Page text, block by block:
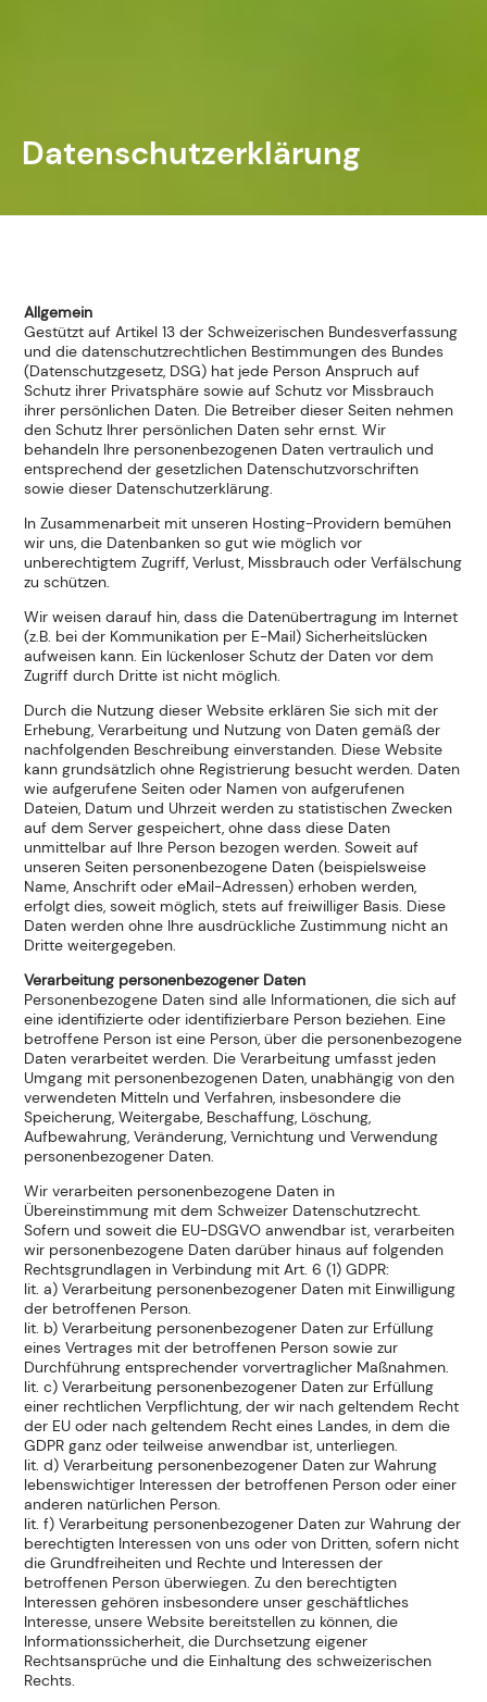
Datenschutzerklärung
Allgemein
Gestützt auf Artikel 13 der Schweizerischen Bundesverfassung
und die datenschutzrechtlichen Bestimmungen des Bundes
(Datenschutzgesetz, DSG) hat jede Person Anspruch auf
Schutz ihrer Privatsphäre sowie auf Schutz vor Missbrauch
ihrer persönlichen Daten. Die Betreiber dieser Seiten nehmen
den Schutz Ihrer persönlichen Daten sehr ernst. Wir
behandeln Ihre personenbezogenen Daten vertraulich und
entsprechend der gesetzlichen Datenschutzvorschriften
sowie dieser Datenschutzerklärung.
In Zusammenarbeit mit unseren Hosting-Providern bemühen
wir uns, die Datenbanken so gut wie möglich vor
unberechtigtem Zugriff, Verlust, Missbrauch oder Verfälschung
zu schützen.
Wir weisen darauf hin, dass die Datenübertragung im Internet
(z.B. bei der Kommunikation per E-Mail) Sicherheitslücken
aufweisen kann. Ein lückenloser Schutz der Daten vor dem
Zugriff durch Dritte ist nicht möglich.
Durch die Nutzung dieser Website erklären Sie sich mit der
Erhebung, Verarbeitung und Nutzung von Daten gemäß der
nachfolgenden Beschreibung einverstanden. Diese Website
kann grundsätzlich ohne Registrierung besucht werden. Daten
wie aufgerufene Seiten oder Namen von aufgerufenen
Dateien, Datum und Uhrzeit werden zu statistischen Zwecken
auf dem Server gespeichert, ohne dass diese Daten
unmittelbar auf Ihre Person bezogen werden. Soweit auf
unseren Seiten personenbezogene Daten (beispielsweise
Name, Anschrift oder eMail-Adressen) erhoben werden,
erfolgt dies, soweit möglich, stets auf freiwilliger Basis. Diese
Daten werden ohne Ihre ausdrückliche Zustimmung nicht an
Dritte weitergegeben.
Verarbeitung personenbezogener Daten
Personenbezogene Daten sind alle Informationen, die sich auf
eine identifizierte oder identifizierbare Person beziehen. Eine
betroffene Person ist eine Person, über die personenbezogene
Daten verarbeitet werden. Die Verarbeitung umfasst jeden
Umgang mit personenbezogenen Daten, unabhängig von den
verwendeten Mitteln und Verfahren, insbesondere die
Speicherung, Weitergabe, Beschaffung, Löschung,
Aufbewahrung, Veränderung, Vernichtung und Verwendung
personenbezogener Daten.
Wir verarbeiten personenbezogene Daten in
Übereinstimmung mit dem Schweizer Datenschutzrecht.
Sofern und soweit die EU-DSGVO anwendbar ist, verarbeiten
wir personenbezogene Daten darüber hinaus auf folgenden
Rechtsgrundlagen in Verbindung mit Art. 6 (1) GDPR:
lit. a) Verarbeitung personenbezogener Daten mit Einwilligung
der betroffenen Person.
lit. b) Verarbeitung personenbezogener Daten zur Erfüllung
eines Vertrages mit der betroffenen Person sowie zur
Durchführung entsprechender vorvertraglicher Maßnahmen.
lit. c) Verarbeitung personenbezogener Daten zur Erfüllung
einer rechtlichen Verpflichtung, der wir nach geltendem Recht
der EU oder nach geltendem Recht eines Landes, in dem die
GDPR ganz oder teilweise anwendbar ist, unterliegen.
lit. d) Verarbeitung personenbezogener Daten zur Wahrung
lebenswichtiger Interessen der betroffenen Person oder einer
anderen natürlichen Person.
lit. f) Verarbeitung personenbezogener Daten zur Wahrung der
berechtigten Interessen von uns oder von Dritten, sofern nicht
die Grundfreiheiten und Rechte und Interessen der
betroffenen Person überwiegen. Zu den berechtigten
Interessen gehören insbesondere unser geschäftliches
Interesse, unsere Website bereitstellen zu können, die
Informationssicherheit, die Durchsetzung eigener
Rechtsansprüche und die Einhaltung des schweizerischen
Rechts.